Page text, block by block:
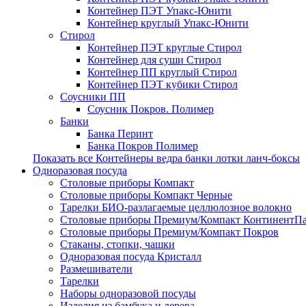
Контейнер ПЭТ Упакс-Юнити
Контейнер круглый Упакс-Юнити
Стирол
Контейнер ПЭТ круглые Стирол
Контейнер для суши Стирол
Контейнер ПП круглый Стирол
Контейнер ПЭТ кубики Стирол
Соусники ПП
Соусник Покров. Полимер
Банки
Банка Перинт
Банка Покров Полимер
Показать все Контейнеры ведра банки лотки ланч-боксы
Одноразовая посуда
Столовые приборы Компакт
Столовые приборы Компакт Черные
Тарелки БИО-разлагаемые целлюлозное волокно
Столовые приборы Премиум/Компакт
Столовые приборы Премиум/Компакт Покров
Стаканы, стопки, чашки
Одноразовая посуда Кристалл
Размешиватели
Тарелки
Наборы одноразовой посуды